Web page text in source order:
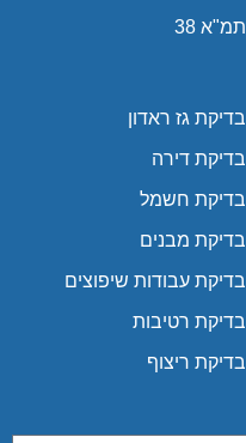
תמ"א 38
בדיקת גז ראדון
בדיקת דירה
בדיקת חשמל
בדיקת מבנים
בדיקת עבודות שיפוצים
בדיקת רטיבות
בדיקת ריצוף